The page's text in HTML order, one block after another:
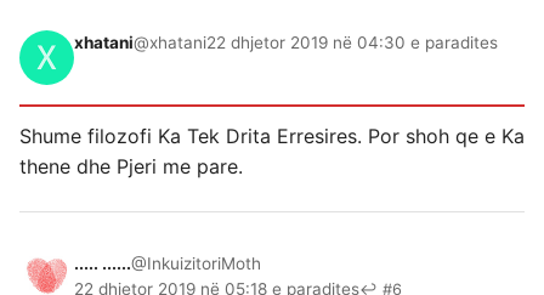
xhatani@xhatani22 dhjetor 2019 në 04:30 e paradites
Shume filozofi Ka Tek Drita Erresires. Por shoh qe e Ka
thene dhe Pjeri me pare.
..... ......@InkuizitoriMoth
22 dhjetor 2019 në 05:18 e paradites↩ #6